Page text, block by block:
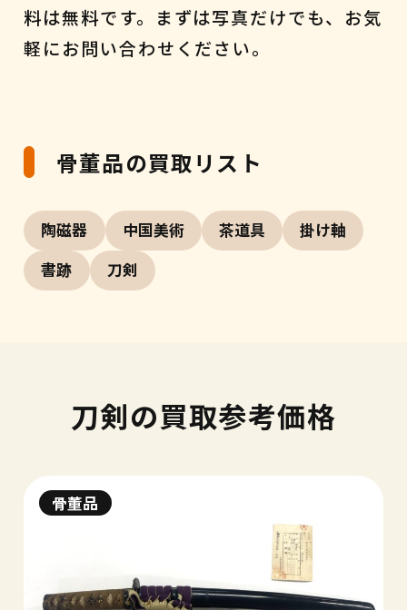
料は無料です。まずは写真だけでも、お気
軽にお問い合わせください。
骨董品の買取リスト
陶磁器 中国美術 茶道具
掛け軸
書跡
刀剣
刀剣の買取参考価格
骨董品